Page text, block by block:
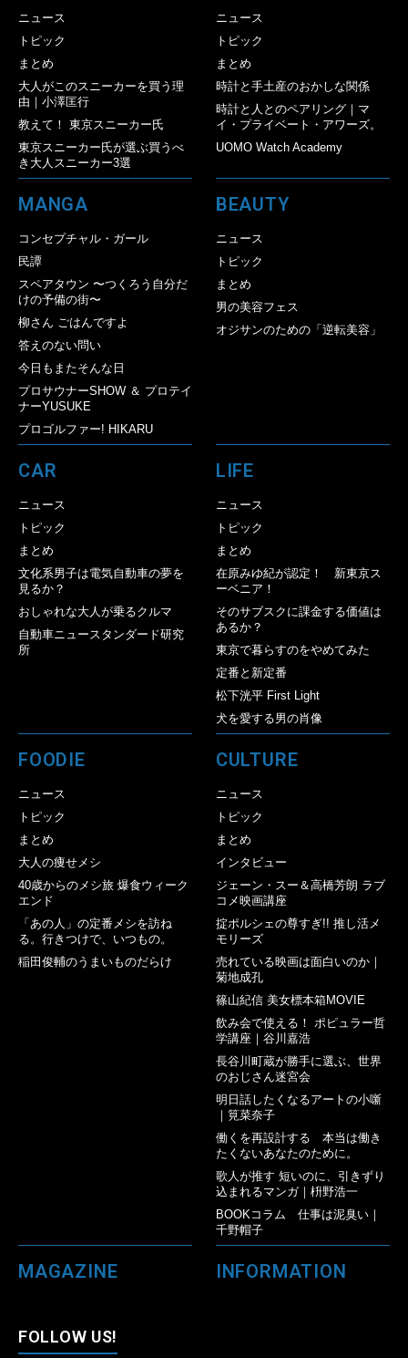
ニュース
トピック
まとめ
大人がこのスニーカーを買う理
由｜小澤匡行
教えて！ 東京スニーカー氏
東京スニーカー氏が選ぶ買うべ
き大人スニーカー3選
ニュース
トピック
まとめ
時計と手土産のおかしな関係
時計と人とのペアリング｜マ
イ・プライベート・アワーズ。
UOMO Watch Academy
MANGA
コンセプチャル・ガール
民譚
スペアタウン 〜つくろう自分だ
けの予備の街〜
柳さん ごはんですよ
答えのない問い
今日もまたそんな日
プロサウナーSHOW ＆ プロテイ
ナーYUSUKE
プロゴルファー! HIKARU
BEAUTY
ニュース
トピック
まとめ
男の美容フェス
オジサンのための「逆転美容」
CAR
ニュース
トピック
まとめ
文化系男子は電気自動車の夢を
見るか？
おしゃれな大人が乗るクルマ
自動車ニュースタンダード研究
所
LIFE
ニュース
トピック
まとめ
在原みゆ紀が認定！ 新東京ス
ーベニア！
そのサブスクに課金する価値は
あるか？
東京で暮らすのをやめてみた
定番と新定番
松下洸平 First Light
犬を愛する男の肖像
FOODIE
ニュース
トピック
まとめ
大人の痩せメシ
40歳からのメシ旅 爆食ウィーク
エンド
「あの人」の定番メシを訪ね
る。行きつけで、いつもの。
稲田俊輔のうまいものだらけ
CULTURE
ニュース
トピック
まとめ
インタビュー
ジェーン・スー＆高橋芳朗 ラブ
コメ映画講座
掟ポルシェの尊すぎ!! 推し活メ
モリーズ
売れている映画は面白いのか｜
菊地成孔
篠山紀信 美女標本箱MOVIE
飲み会で使える！ ポピュラー哲
学講座｜谷川嘉浩
長谷川町蔵が勝手に選ぶ、世界
のおじさん迷宮会
明日話したくなるアートの小噺
｜筧菜奈子
働くを再設計する 本当は働き
たくないあなたのために。
歌人が推す 短いのに、引きずり
込まれるマンガ｜枡野浩一
BOOKコラム 仕事は泥臭い｜
千野帽子
MAGAZINE INFORMATION
FOLLOW US!